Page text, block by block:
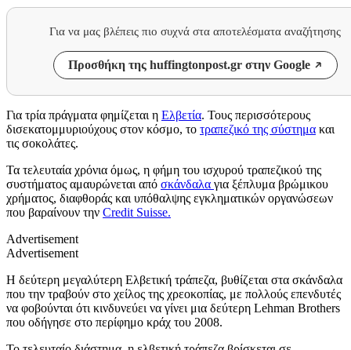
Για να μας βλέπεις πιο συχνά στα αποτελέσματα αναζήτησης
Προσθήκη της huffingtonpost.gr στην Google
Για τρία πράγματα φημίζεται η Ελβετία. Τους περισσότερους
δισεκατομμυριούχους στον κόσμο, το τραπεζικό της σύστημα και
τις σοκολάτες.
Τα τελευταία χρόνια όμως, η φήμη του ισχυρού τραπεζικού της
συστήματος αμαυρώνεται από σκάνδαλα για ξέπλυμα βρώμικου
χρήματος, διαφθοράς και υπόθαλψης εγκληματικών οργανώσεων
που βαραίνουν την Credit Suisse.
Advertisement
Advertisement
Η δεύτερη μεγαλύτερη Ελβετική τράπεζα, βυθίζεται στα σκάνδαλα
που την τραβούν στο χείλος της χρεοκοπίας, με πολλούς επενδυτές
να φοβούνται ότι κινδυνεύει να γίνει μια δεύτερη Lehman Brothers
που οδήγησε στο περίφημο κράχ του 2008.